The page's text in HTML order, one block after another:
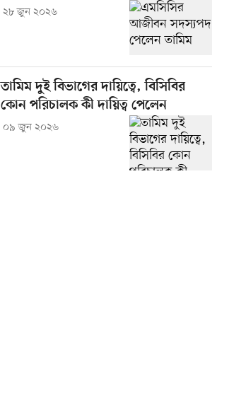
২৮ জুন ২০২৬
তামিম দুই বিভাগের দায়িত্বে, বিসিবির
কোন পরিচালক কী দায়িত্ব পেলেন
০৯ জুন ২০২৬